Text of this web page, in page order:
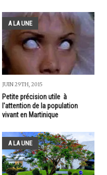
A LA UNE
JUIN 29TH, 2015
Petite précision utile à
l'attention de la population
vivant en Martinique
A LA UNE